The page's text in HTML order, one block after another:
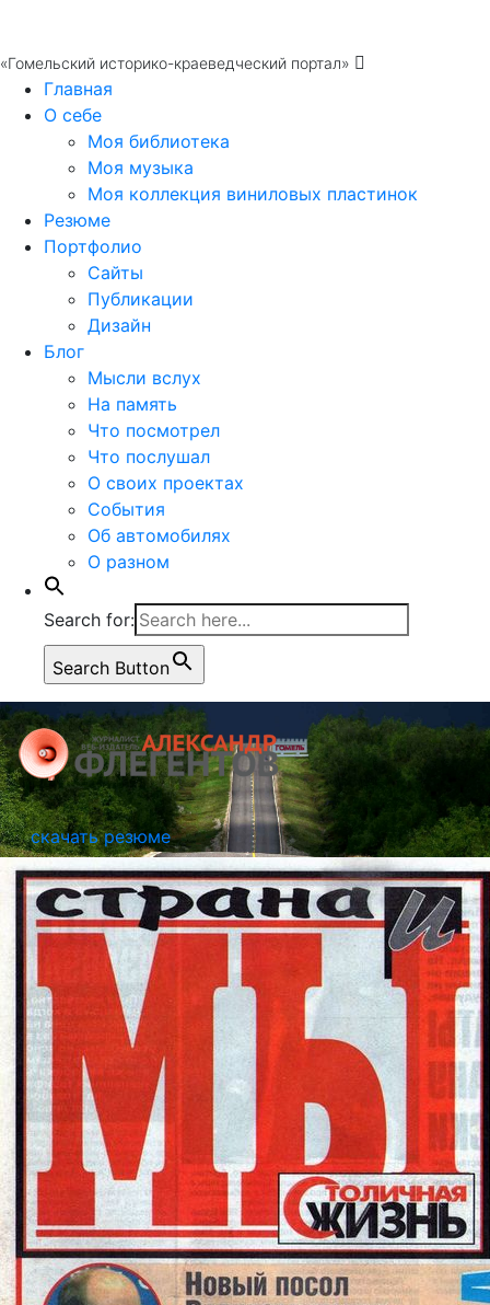
«Гомельский историко-краеведческий портал»
Главная
О себе
Моя библиотека
Моя музыка
Моя коллекция виниловых пластинок
Резюме
Портфолио
Сайты
Публикации
Дизайн
Блог
Мысли вслух
На память
Что посмотрел
Что послушал
О своих проектах
События
Об автомобилях
О разном
Search for:
Search Button
скачать резюме